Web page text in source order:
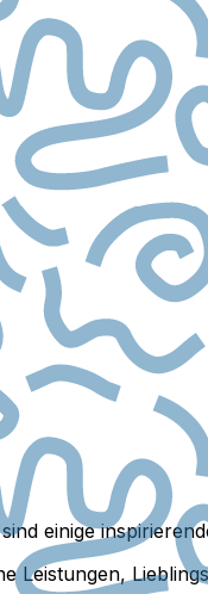
einige
Leistungen,